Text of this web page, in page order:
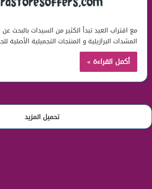
مع اقتراب العيد تبدأ الكثير من السيدات
المشدات البرازيلية و المنتجات التجميلية الأصلية
أكمل القراءة »
تحميل المزيد